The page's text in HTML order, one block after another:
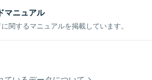
マニュアル
関するマニュアルを掲載しています。